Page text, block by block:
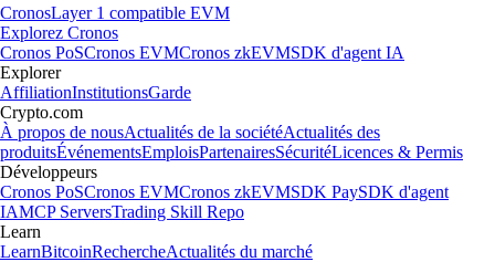
CronosLayer 1 compatible EVM
Explorez Cronos
Cronos PoSCronos EVMCronos zkEVMSDK d'agent IA
Explorer
AffiliationInstitutionsGarde
Crypto.com
À propos de nousActualités de la sociétéActualités des
produitsÉvénementsEmploisPartenairesSécuritéLicences & Permis
Développeurs
Cronos PoSCronos EVMCronos zkEVMSDK PaySDK d'agent
IAMCP ServersTrading Skill Repo
Learn
LearnBitcoinRechercheActualités du marché